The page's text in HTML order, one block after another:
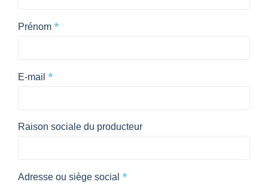
Prénom *
E-mail *
Raison sociale du producteur
Adresse ou siège social *